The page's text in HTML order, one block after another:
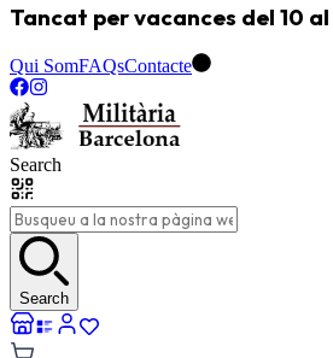
Tancat per vacances del 10
Qui SomFAQsContacte
Search
Search